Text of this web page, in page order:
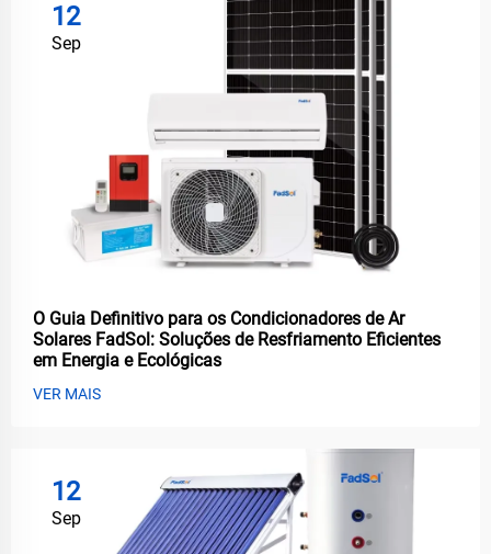
12
Sep
O Guia Definitivo para os Condicionadores de Ar
Solares FadSol: Soluções de Resfriamento Eficientes
em Energia e Ecológicas
VER MAIS
12
Sep